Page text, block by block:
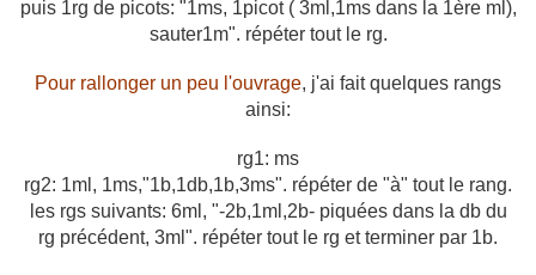
puis 1rg de picots: "1ms, 1picot ( 3ml,1ms dans la 1ère ml),
sauter1m". répéter tout le rg.
Pour rallonger un peu l'ouvrage, j'ai fait quelques rangs
ainsi:
rg1: ms
rg2: 1ml, 1ms,"1b,1db,1b,3ms". répéter de "à" tout le rang.
les rgs suivants: 6ml, "-2b,1ml,2b- piquées dans la db du
rg précédent, 3ml". répéter tout le rg et terminer par 1b.